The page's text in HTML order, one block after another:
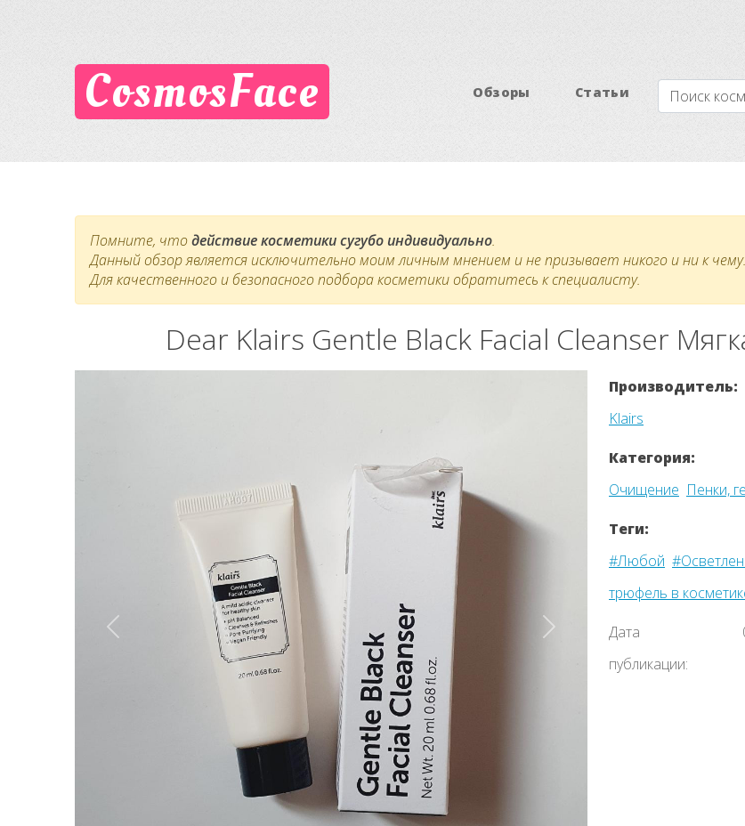
CosmosFace Обзоры Статьи
Помните, чтодействие косметики сугубо индивидуально.
Данный обзор является исключительно моим личным мнением и не призывает никого и ни к чему.
Для качественного и безопасного подбора косметики обратитесь к специалисту.
Dear Klairs Gentle Black Facial Cleanser
Вперёд Назад
Производитель:
Klairs
Категория:
Очищение Пенки,
Теги:
#Любой
трюфель в
Дата
публикации: